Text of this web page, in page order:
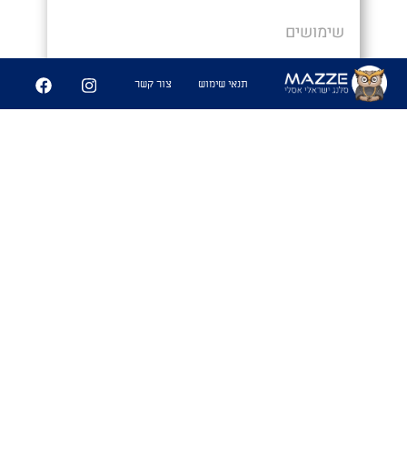
שימושים
- "שמעת שגיא לא הביא אף אחת בתגלית?"
- "מה?? אני לא מאמין שנתנו לו לצאת
תנאי שימוש צור קשר